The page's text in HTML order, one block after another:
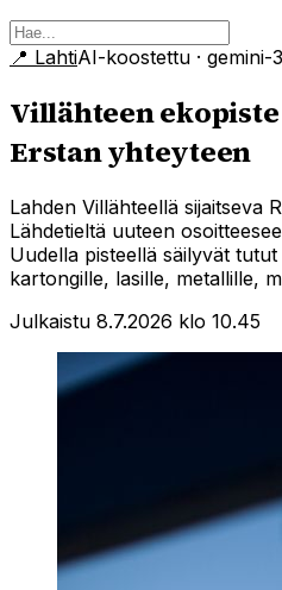
📍 LahtiAI-koostettu ·
Villähteen
Erstan yhteyteen
Lahden Villähteellä sijaitseva
Lähdetieltä uuteen
Uudella pisteellä säilyvät
kartongille, lasille, metallille,
Julkaistu 8.7.2026 klo 10.45